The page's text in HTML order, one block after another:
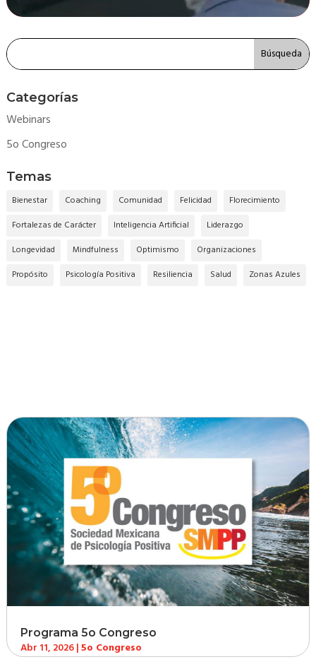
Categorías
Webinars
5o Congreso
Temas
Bienestar Coaching Comunidad Felicidad
Florecimiento
Fortalezas de Carácter
Inteligencia Artificial
Liderazgo
Longevidad
Mindfulness Optimismo
Organizaciones
Propósito
Psicología Positiva Resiliencia Salud Zonas Azules
Programa 5o Congreso
Abr 11, 2026|5o Congreso